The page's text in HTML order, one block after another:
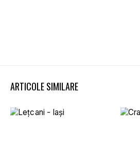
ARTICOLE SIMILARE